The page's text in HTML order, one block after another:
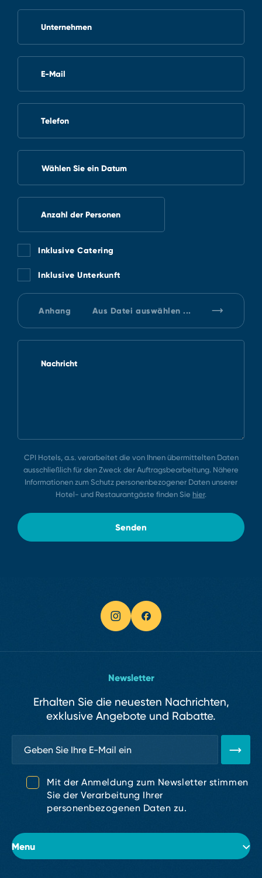
Unternehmen
E-Mail
Telefon
Wählen Sie ein Datum
Anzahl der Personen
Inklusive Catering
Inklusive Unterkunft
Anhang Aus Datei auswählen ...
Nachricht
CPI Hotels, a.s. verarbeitet die von Ihnen übermittelten Daten
ausschließlich für den Zweck der Auftragsbearbeitung. Nähere
Informationen zum Schutz personenbezogener Daten unserer
Hotel⁠-⁠ und Restaurantgäste finden Sie hier.
Senden
Menu
Newsletter
Erhalten Sie die neuesten Nachrichten,
exklusive Angebote und Rabatte.
Mit der Anmeldung zum Newsletter stimmen
Sie der Verarbeitung Ihrer
personenbezogenen Daten zu.